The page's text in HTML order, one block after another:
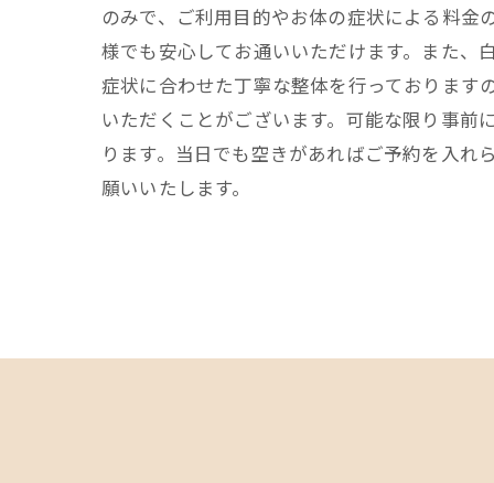
のみで、ご利用目的やお体の症状による料
様でも安心してお通いいただけます。また、
症状に合わせた丁寧な整体を行っております
いただくことがございます。可能な限り事
ります。当日でも空きがあればご予約を入
願いいたします。